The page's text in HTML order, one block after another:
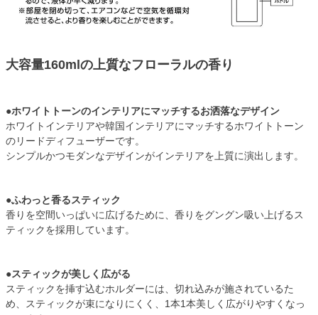
大容量160mlの上質なフローラルの香り
●ホワイトトーンのインテリアにマッチするお洒落なデザイン
ホワイトインテリアや韓国インテリアにマッチするホワイトトーン
のリードディフューザーです。
シンプルかつモダンなデザインがインテリアを上質に演出します。
●ふわっと香るスティック
香りを空間いっぱいに広げるために、香りをグングン吸い上げるス
ティックを採用しています。
●スティックが美しく広がる
スティックを挿す込むホルダーには、切れ込みが施されているた
め、スティックが束になりにくく、1本1本美しく広がりやすくなっ